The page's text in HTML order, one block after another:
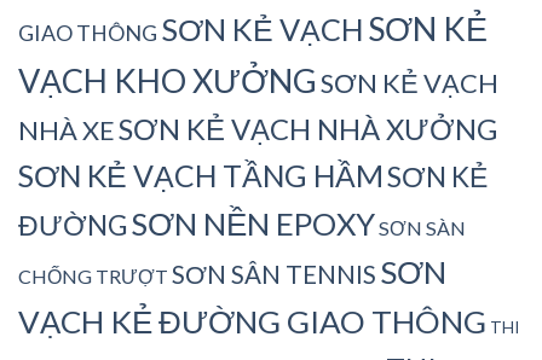
GIAO THÔNG SƠN KẺ VẠCH SƠN KẺ
VẠCH KHO XƯỞNGSƠN KẺ VẠCH
NHÀ XESƠN KẺ VẠCH NHÀ XƯỞNG
SƠN KẺ VẠCH TẦNG HẦMSƠN KẺ
ĐƯỜNGSƠN NỀN EPOXYSƠN SÀN
CHỐNG TRƯỢT SƠN SÂN TENNIS SƠN
VẠCH KẺ ĐƯỜNG GIAO THÔNG THI